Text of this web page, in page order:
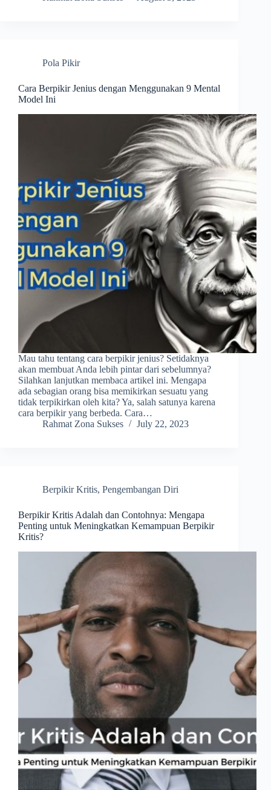
Pola Pikir
Cara Berpikir Jenius dengan Menggunakan 9 Mental
Model Ini
Mau tahu tentang cara berpikir jenius? Setidaknya
akan membuat Anda lebih pintar dari sebelumnya?
Silahkan lanjutkan membaca artikel ini. Mengapa
ada sebagian orang bisa memikirkan sesuatu yang
tidak terpikirkan oleh kita? Ya, salah satunya karena
cara berpikir yang berbeda. Cara…
Rahmat Zona Sukses
July 22, 2023
Berpikir Kritis, Pengembangan Diri
Berpikir Kritis Adalah dan Contohnya: Mengapa
Penting untuk Meningkatkan Kemampuan Berpikir
Kritis?